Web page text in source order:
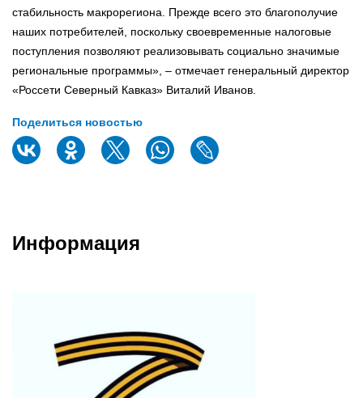
стабильность макрорегиона. Прежде всего это благополучие
наших потребителей, поскольку своевременные налоговые
поступления позволяют реализовывать социально значимые
региональные программы», – отмечает генеральный директор
«Россети Северный Кавказ» Виталий Иванов.
Поделиться новостью
Информация